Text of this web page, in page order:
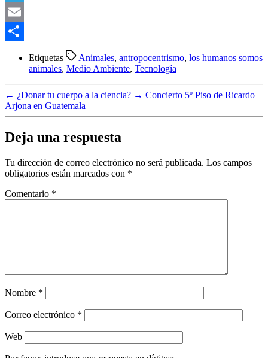
Telegram
Email
Etiquetas Animales, antropocentrismo, los humanos somos
animales, Medio Ambiente, Tecnología
← ¿Donar tu cuerpo a la ciencia? → Concierto 5º Piso de Ricardo
Arjona en Guatemala
Deja una respuesta
Tu dirección de correo electrónico no será publicada. Los campos
obligatorios están marcados con *
Comentario *
Nombre *
Correo electrónico *
Web